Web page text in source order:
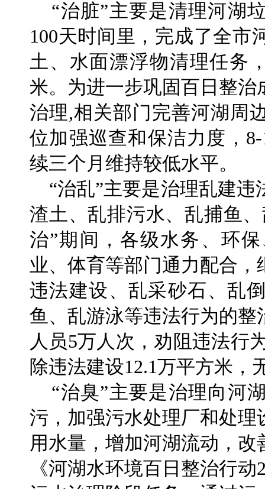
“治脏”主要是清理河湖
100天时间里，完成了全市
土、水面漂浮物清理任务
米。为进一步巩固百日整
治理,相关部门完善河湖周
位加强巡查和保洁力度，
续三个月维持较低水平。
“治乱”主要是治理乱建违
渣土、乱排污水、乱捕鱼
治”期间，各级水务、环
业、体育等部门通力配合
违法建设、乱采砂石、乱
鱼、乱游泳等违法行为的
人员5万人次，劝阻违法行
除违法建设12.1万平方米，
“治臭”主要是治理向河
污，加强污水处理厂和处
用水量，增加河湖流动，
《河湖水环境百日整治行